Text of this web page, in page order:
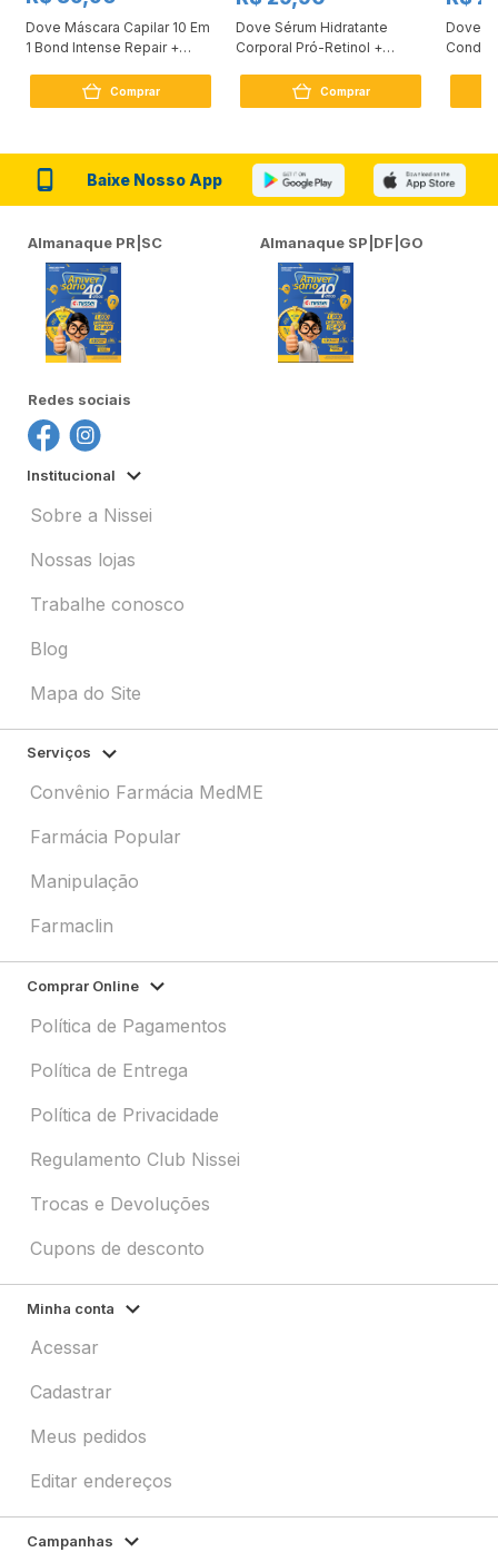
Dove Máscara Capilar 10 Em
1 Bond Intense Repair +
Comprar
Dove Sérum Hidratante
Corporal Pró-Retinol +
Comprar
Dove
Baixe Nosso App
Almanaque PR|SC Almanaque SP|DF|GO
Redes sociais
Institucional
Sobre a Nissei
Nossas lojas
Trabalhe conosco
Blog
Mapa do Site
Serviços
Convênio Farmácia MedME
Farmácia Popular
Manipulação
Farmaclin
Comprar Online
Política de Pagamentos
Política de Entrega
Política de Privacidade
Regulamento Club Nissei
Trocas e Devoluções
Cupons de desconto
Minha conta
Acessar
Cadastrar
Meus pedidos
Editar endereços
Campanhas